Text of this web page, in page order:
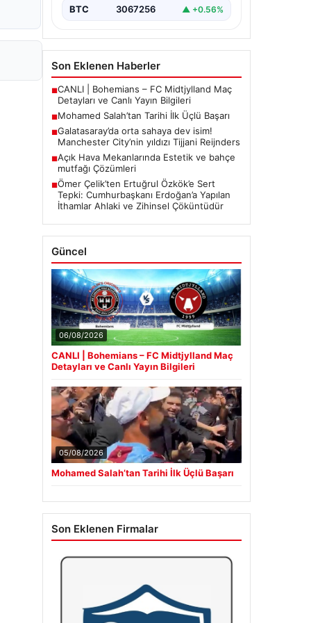
BTC 3067256 ▲ +0.56%
Son Eklenen Haberler
■CANLI | Bohemians – FC Midtjylland Maç
Detayları ve Canlı Yayın Bilgileri
■Mohamed Salah’tan Tarihi İlk Üçlü Başarı
■Galatasaray’da orta sahaya dev isim!
Manchester City’nin yıldızı Tijjani Reijnders
■Açık Hava Mekanlarında Estetik ve bahçe
mutfağı Çözümleri
■Ömer Çelik’ten Ertuğrul Özkök’e Sert
Tepki: Cumhurbaşkanı Erdoğan’a Yapılan
İthamlar Ahlaki ve Zihinsel Çöküntüdür
Güncel
06/08/2026
CANLI | Bohemians – FC Midtjylland Maç
Detayları ve Canlı Yayın Bilgileri
05/08/2026
Mohamed Salah’tan Tarihi İlk Üçlü Başarı
Son Eklenen Firmalar